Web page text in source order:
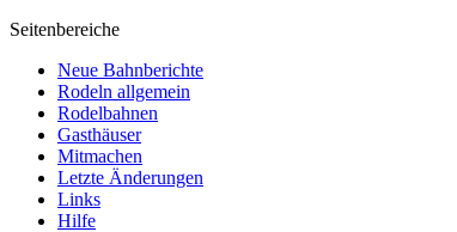
Seitenbereiche
Neue Bahnberichte
Rodeln allgemein
Rodelbahnen
Gasthäuser
Mitmachen
Letzte Änderungen
Links
Hilfe